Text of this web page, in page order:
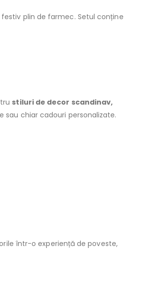
plin de farmec. Setul conține
stiluri de decor scandinav,
chiar cadouri personalizate.
într-o experiență de poveste,